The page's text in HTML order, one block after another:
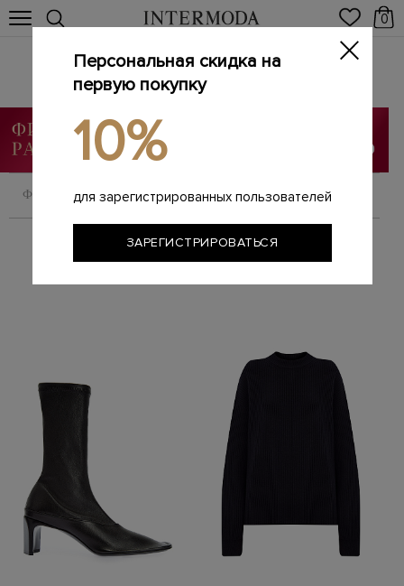
0
JIL SANDER
Главная / Женщинам / Бренды
ФИЛЬТРОВАТЬ СОРТИРОВАТЬ
Персональная скидка на
первую покупку
10%
для зарегистрированных пользователей
ЗАРЕГИСТРИРОВАТЬСЯ